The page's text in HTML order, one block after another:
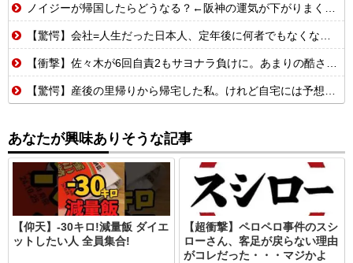
ノイジーが帰国したらどうなる？←阪神の運気が下がりまくるやろな
【驚愕】会社=人生だった日本人、定年後に何者でもなくなるwww
【衝撃】佐々木が6回自責2もサヨナラ負けに。あまりの酷さにドン引きするドジャースファン
【驚愕】産後の里帰りから帰宅した私。けれど自宅には予想もしない人物が住み着いており……義父「お!嫁ちゃんお疲れ!俺もしばらく厄介になるよ」ギャンブル中毒&借金まみれな義父だった!
あなたが興味ありそうな記事
【仰天】-30キロ!減量飯 ダイエ
ットしたい人 全員集合!
【超衝撃】ペロペロ事件のスシ
ローさん、客足が戻らない理由
がコレだった・・・マジかよ